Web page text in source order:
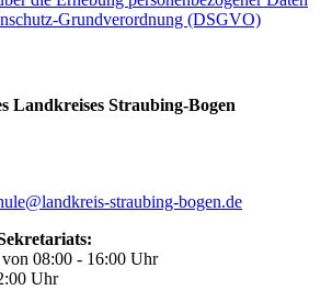
Grundverordnung (DSGVO)
Landkreises Straubing-Bogen
straubing-bogen.de
08:00 - 16:00 Uhr
Uhr